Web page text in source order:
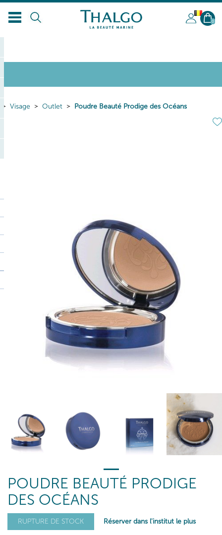
BL
0
Visage Outlet Poudre Beauté Prodige des Océans
POUDRE BEAUTÉ PRODIGE
DES OCÉANS
RUPTURE DE STOCK Réserver dans l'institut le plus